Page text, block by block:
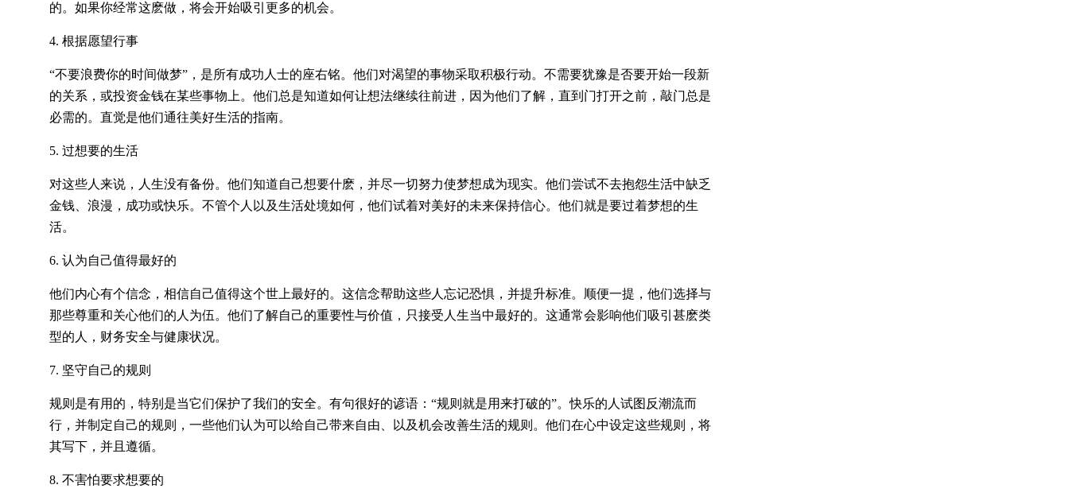
的。如果你经常这麽做，将会开始吸引更多的机会。
4. 根据愿望行事
‌‌“不要浪费你的时间做梦‌‌”，是所有成功人士的座右铭。他们对渴望的事物采取积极行动。不需要犹豫是否要开始一段新
的关系，或投资金钱在某些事物上。他们总是知道如何让想法继续往前进，因为他们了解，直到门打开之前，敲门总是
必需的。直觉是他们通往美好生活的指南。
5. 过想要的生活
对这些人来说，人生没有备份。他们知道自己想要什麽，并尽一切努力使梦想成为现实。他们尝试不去抱怨生活中缺乏
金钱、浪漫，成功或快乐。不管个人以及生活处境如何，他们试着对美好的未来保持信心。他们就是要过着梦想的生
活。
6. 认为自己值得最好的
他们内心有个信念，相信自己值得这个世上最好的。这信念帮助这些人忘记恐惧，并提升标准。顺便一提，他们选择与
那些尊重和关心他们的人为伍。他们了解自己的重要性与价值，只接受人生当中最好的。这通常会影响他们吸引甚麽类
型的人，财务安全与健康状况。
7. 坚守自己的规则
规则是有用的，特别是当它们保护了我们的安全。有句很好的谚语：‌‌“规则就是用来打破的‌‌”。快乐的人试图反潮流而
行，并制定自己的规则，一些他们认为可以给自己带来自由、以及机会改善生活的规则。他们在心中设定这些规则，将
其写下，并且遵循。
8. 不害怕要求想要的